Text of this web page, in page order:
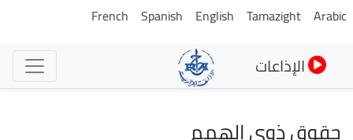
تجاوز
Arabic
Tamazight
English
Spanish
French
الإذاعات
حقوق ذوي الهمم